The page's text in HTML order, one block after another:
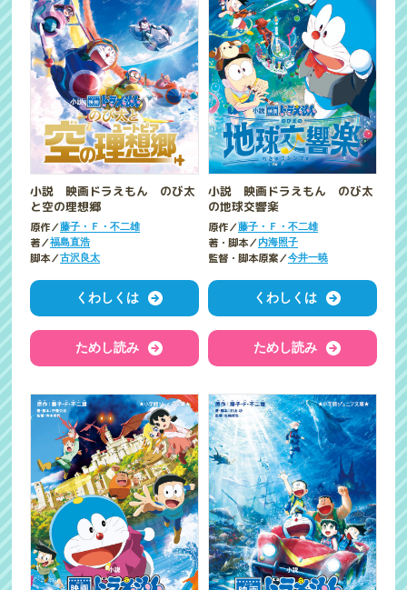
小説 映画ドラえもん のび太
と空の理想郷
原作／藤子・Ｆ・不二雄
著／福島直浩
脚本／古沢良太
くわしくは
ためし読み
小説 映画ドラえもん のび太
の地球交響楽
原作／藤子・Ｆ・不二雄
著・脚本／内海照子
監督・脚本原案／今井一暁
くわしくは
ためし読み